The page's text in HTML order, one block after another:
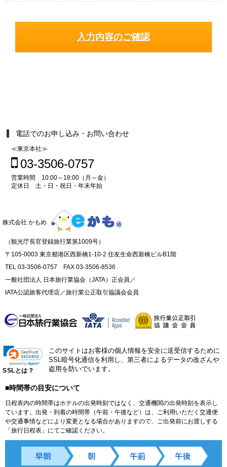
電話でのお申し込み・お問い合わせ
≪東京本社≫
03-3506-0757
営業時間 10:00～18:00（月～金）
定休日 土・日・祝日・年末年始
株式会社 かもめ
（観光庁長官登録旅行業第1009号）
〒105-0003 東京都港区西新橋1-10-2 住友生命西新橋ビルB1階
TEL 03-3506-0757 FAX 03-3506-8536
一般社団法人 日本旅行業協会（JATA）正会員／
IATA公認旅客代理店／旅行業公正取引協議会会員
SSLとは？
このサイトはお客様の個人情報を安全に送受信するために
SSL暗号化通信を利用し、第三者によるデータの改ざんや
盗用を防いでいます。
■時間帯の目安について
日程表内の時間帯はホテルの出発時刻ではなく、交通機関の出発時刻を表示し
ています。出発・到着の時間帯（午前・午後など）は、ご利用いただく交通便
や交通事情などにより変更となる場合がありますので、ご出発前にお渡しする
「旅行日程表」にてご確認ください。